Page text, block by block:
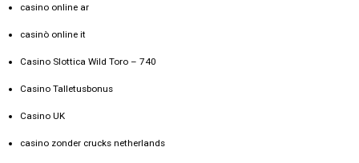
casino online ar
casinò online it
Casino Slottica Wild Toro – 740
Casino Talletusbonus
Casino UK
casino zonder crucks netherlands